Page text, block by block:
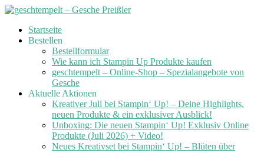
Skip
Startseite
Bestellen
Bestellformular
Wie kann ich Stampin Up Produkte kaufen
geschtempelt – Online-Shop – Spezialangebote von
Gesche
Aktuelle Aktionen
Kreativer Juli bei Stampin‘ Up! – Deine Highlights,
neuen Produkte & ein exklusiver Ausblick!
Unboxing: Die neuen Stampin‘ Up! Exklusiv Online
Produkte (Juli 2026) + Video!
Neues Kreativset bei Stampin‘ Up! – Blüten über